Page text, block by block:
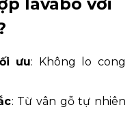
ưu: Không lo cong
: Từ vân gỗ tự nhiên